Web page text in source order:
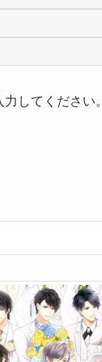
してください。